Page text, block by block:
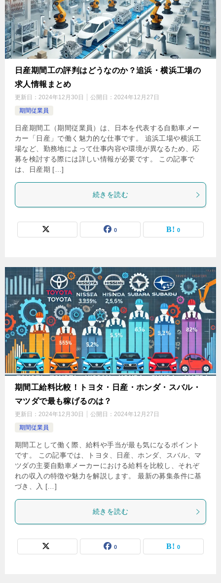
日産期間工の評判はどうなのか？追浜・横浜工場の
求人情報まとめ
更新日： 2024年12月30日 公開日： 2024年12月27日
期間従業員
日産期間工（期間従業員）は、日本を代表する自動車メー
カー「日産」で働く魅力的な仕事です。 追浜工場や横浜工
場など、勤務地によって仕事内容や環境が異なるため、応
募を検討する際には詳しい情報が必要です。 この記事で
は、日産期 […]
続きを読む
0 0
期間工給料比較！トヨタ・日産・ホンダ・スバル・
マツダで最も稼げるのは？
更新日： 2024年12月30日 公開日： 2024年12月27日
期間従業員
期間工として働く際、給料や手当が最も気になるポイント
です。 この記事では、トヨタ、日産、ホンダ、スバル、マ
ツダの主要自動車メーカーにおける給料を比較し、それぞ
れの収入の特徴や魅力を解説します。 最新の募集条件に基
づき、入 […]
続きを読む
0 0